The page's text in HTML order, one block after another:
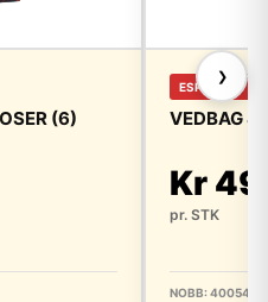
(6)
ESPEGARD
VEDBAG
Kr
pr. STK
NOBB:
❯